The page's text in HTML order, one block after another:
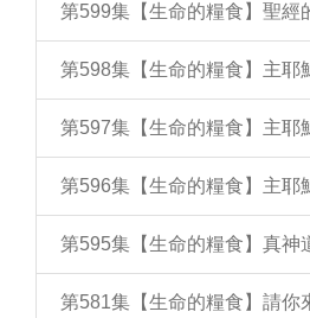
第599集【生命的糧食】聖經
第598集【生命的糧食】主耶
第597集【生命的糧食】主耶
第596集【生命的糧食】主耶
第595集【生命的糧食】真神
第581集【生命的糧食】請你